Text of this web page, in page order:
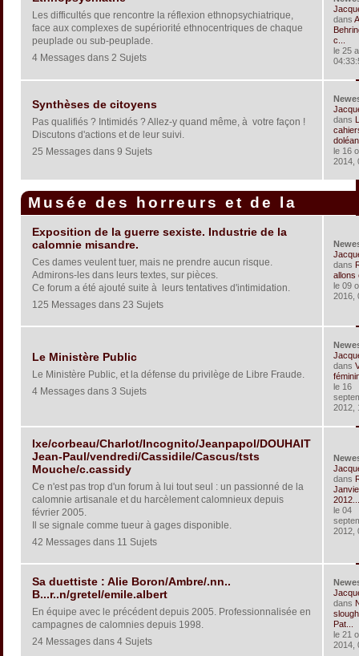
Les difficultés que rencontre la réflexion ethnopsychiatrique,
face aux complexes de supériorité ethnocentriques de chaque
peuplade ou sub-peuplade.
4 Messages dans 2 Sujets
dans
c...
le 25
Synthèses de citoyens
Pas qualifiés ? Intimidés ? Allez-y quand même, à votre façon !
Discutons d'actions et de leur suivi.
25 Messages dans 9 Sujets
dans
le 16
2014,
Musée des horreurs et de la
corruption
Exposition de la guerre sexiste. Industrie de la
calomnie misandre.
Ces dames veulent tuer, mais ne prendre aucun risque.
Admirons-les dans leurs textes, sur pièces.
Ce forum a été ajouté suite à leurs tentatives d'intimidation.
125 Messages dans 23 Sujets
dans
allons
le 09
2016,
Le Ministère Public
Le Ministère Public, et la défense du privilège de Libre Fraude.
4 Messages dans 3 Sujets
dans
le 16
2012,
Ixe/corbeau/Charlot/Incognito/Jeanpapol/DOUHAIT
Jean-Paul/vendredi/Cassidile/Cascus/tsts
Mouche/c.cassidy
Ce n'est pas trop d'un forum à lui tout seul : un passionné de la
calomnie artisanale et du harcèlement calomnieux depuis
février 2005.
Il se signale comme tueur à gages disponible.
42 Messages dans 11 Sujets
dans
2012...
le 04
2012,
Sa duettiste : Alie Boron/Ambre/.nn..
B...r..n/gretel/emile.albert
En équipe avec le précédent depuis 2005. Professionnalisée en
campagnes de calomnies depuis 1998.
24 Messages dans 4 Sujets
dans
Pat...
le 21
2014,